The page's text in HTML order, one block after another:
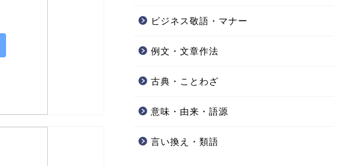
ビジネス敬語・マナー
例文・文章作法
古典・ことわざ
意味・由来・語源
言い換え・類語